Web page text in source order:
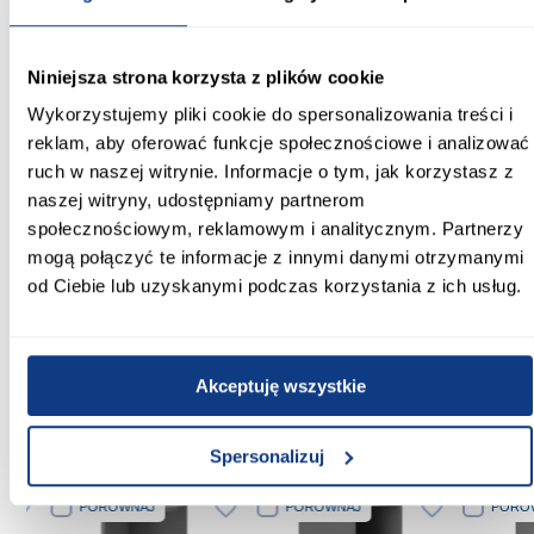
Niniejsza strona korzysta z plików cookie
Wykorzystujemy pliki cookie do spersonalizowania treści i
reklam, aby oferować funkcje społecznościowe i analizować
ruch w naszej witrynie. Informacje o tym, jak korzystasz z
naszej witryny, udostępniamy partnerom
społecznościowym, reklamowym i analitycznym. Partnerzy
mogą połączyć te informacje z innymi danymi otrzymanymi
od Ciebie lub uzyskanymi podczas korzystania z ich usług.
Akceptuję wszystkie
Spersonalizuj
Płyta wiórowa laminowana
front do zmywarek
Waga [kg]:
5.5
Wymaga złożenia:
Inni Klienci sprawdzali również
PORÓWNAJ PORÓWNAJ